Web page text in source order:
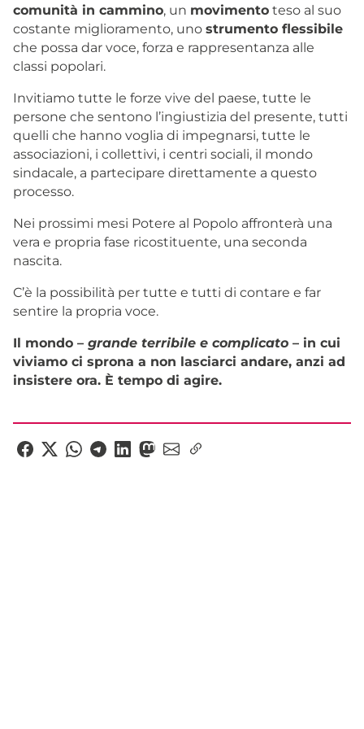
comunità in cammino, un movimento teso al suo
costante miglioramento, uno strumento flessibile
che possa dar voce, forza e rappresentanza alle
classi popolari.
Invitiamo tutte le forze vive del paese, tutte le
persone che sentono l’ingiustizia del presente, tutti
quelli che hanno voglia di impegnarsi, tutte le
associazioni, i collettivi, i centri sociali, il mondo
sindacale, a partecipare direttamente a questo
processo.
Nei prossimi mesi Potere al Popolo affronterà una
vera e propria fase ricostituente, una seconda
nascita.
C’è la possibilità per tutte e tutti di contare e far
sentire la propria voce.
Il mondo – grande terribile e complicato – in cui
viviamo ci sprona a non lasciarci andare, anzi ad
insistere ora. È tempo di agire.